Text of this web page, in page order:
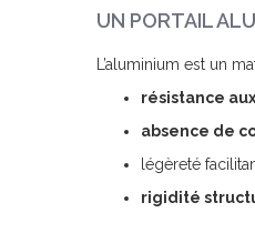
UN PORTAIL
L’aluminium est un
résistance
absence de
légèreté
rigidité